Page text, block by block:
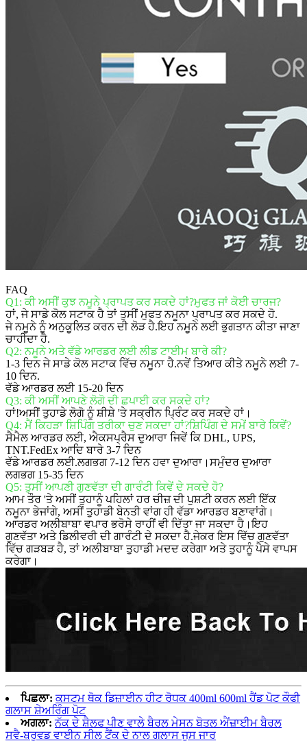
FAQ
Q1: ਕੀ ਅਸੀਂ ਕੁਝ ਨਮੂਨੇ ਪ੍ਰਾਪਤ ਕਰ ਸਕਦੇ ਹਾਂ?ਮੁਫਤ ਜਾਂ ਕੋਈ ਚਾਰਜ?
ਹਾਂ, ਜੇ ਸਾਡੇ ਕੋਲ ਸਟਾਕ ਹੈ ਤਾਂ ਤੁਸੀਂ ਮੁਫਤ ਨਮੂਨਾ ਪ੍ਰਾਪਤ ਕਰ ਸਕਦੇ ਹੋ.
ਜੇ ਨਮੂਨੇ ਨੂੰ ਅਨੁਕੂਲਿਤ ਕਰਨ ਦੀ ਲੋੜ ਹੈ.ਇਹ ਨਮੂਨੇ ਲਈ ਭੁਗਤਾਨ ਕੀਤਾ ਜਾਣਾ
ਚਾਹੀਦਾ ਹੈ.
Q2: ਨਮੂਨੇ ਅਤੇ ਵੱਡੇ ਆਰਡਰ ਲਈ ਲੀਡ ਟਾਈਮ ਬਾਰੇ ਕੀ?
1-3 ਦਿਨ ਜੇ ਸਾਡੇ ਕੋਲ ਸਟਾਕ ਵਿੱਚ ਨਮੂਨਾ ਹੈ.ਨਵੇਂ ਤਿਆਰ ਕੀਤੇ ਨਮੂਨੇ ਲਈ 7-
10 ਦਿਨ.
ਵੱਡੇ ਆਰਡਰ ਲਈ 15-20 ਦਿਨ
Q3: ਕੀ ਅਸੀਂ ਆਪਣੇ ਲੋਗੋ ਦੀ ਛਪਾਈ ਕਰ ਸਕਦੇ ਹਾਂ?
ਹਾਂ!ਅਸੀਂ ਤੁਹਾਡੇ ਲੋਗੋ ਨੂੰ ਸ਼ੀਸ਼ੇ 'ਤੇ ਸਕ੍ਰੀਨ ਪ੍ਰਿੰਟ ਕਰ ਸਕਦੇ ਹਾਂ।
Q4: ਮੈਂ ਕਿਹੜਾ ਸ਼ਿਪਿੰਗ ਤਰੀਕਾ ਚੁਣ ਸਕਦਾ ਹਾਂ?ਸ਼ਿਪਿੰਗ ਦੇ ਸਮੇਂ ਬਾਰੇ ਕਿਵੇਂ?
ਸੈਮੈਲ ਆਰਡਰ ਲਈ, ਐਕਸਪ੍ਰੈਸ ਦੁਆਰਾ ਜਿਵੇਂ ਕਿ DHL, UPS,
TNT.FedEx ਆਦਿ ਬਾਰੇ 3-7 ਦਿਨ
ਵੱਡੇ ਆਰਡਰ ਲਈ.ਲਗਭਗ 7-12 ਦਿਨ ਹਵਾ ਦੁਆਰਾ।ਸਮੁੰਦਰ ਦੁਆਰਾ
ਲਗਭਗ 15-35 ਦਿਨ
Q5: ਤੁਸੀਂ ਆਪਣੀ ਗੁਣਵੱਤਾ ਦੀ ਗਾਰੰਟੀ ਕਿਵੇਂ ਦੇ ਸਕਦੇ ਹੋ?
ਆਮ ਤੌਰ 'ਤੇ ਅਸੀਂ ਤੁਹਾਨੂੰ ਪਹਿਲਾਂ ਹਰ ਚੀਜ਼ ਦੀ ਪੁਸ਼ਟੀ ਕਰਨ ਲਈ ਇੱਕ
ਨਮੂਨਾ ਭੇਜਾਂਗੇ, ਅਸੀਂ ਤੁਹਾਡੀ ਬੇਨਤੀ ਵਾਂਗ ਹੀ ਵੱਡਾ ਆਰਡਰ ਬਣਾਵਾਂਗੇ।
ਆਰਡਰ ਅਲੀਬਾਬਾ ਵਪਾਰ ਭਰੋਸੇ ਰਾਹੀਂ ਵੀ ਦਿੱਤਾ ਜਾ ਸਕਦਾ ਹੈ।ਇਹ
ਗੁਣਵੱਤਾ ਅਤੇ ਡਿਲੀਵਰੀ ਦੀ ਗਾਰੰਟੀ ਦੇ ਸਕਦਾ ਹੈ.ਜੇਕਰ ਇਸ ਵਿੱਚ ਗੁਣਵੱਤਾ
ਵਿੱਚ ਗੜਬੜ ਹੈ, ਤਾਂ ਅਲੀਬਾਬਾ ਤੁਹਾਡੀ ਮਦਦ ਕਰੇਗਾ ਅਤੇ ਤੁਹਾਨੂੰ ਪੈਸੇ ਵਾਪਸ
ਕਰੇਗਾ।
ਪਿਛਲਾ: ਕਸਟਮ ਥੋਕ ਡਿਜ਼ਾਈਨ ਹੀਟ ਰੋਧਕ 400ml 600ml ਹੈਂਡ ਪੋਟ ਕੌਫੀ
ਗਲਾਸ ਸ਼ੇਅਰਿੰਗ ਪੋਟ
ਅਗਲਾ: ਨੱਕ ਦੇ ਸ਼ੈਲਫ ਪੀਣ ਵਾਲੇ ਬੈਰਲ ਮੇਸਨ ਬੋਤਲ ਐਂਜ਼ਾਈਮ ਬੈਰਲ
ਸਵੈ-ਬਰੂਵਡ ਵਾਈਨ ਸੀਲ ਟੈਂਕ ਦੇ ਨਾਲ ਗਲਾਸ ਜੂਸ ਜਾਰ